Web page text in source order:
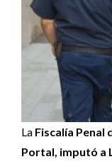
La Fiscalía Penal
Portal, imputó a